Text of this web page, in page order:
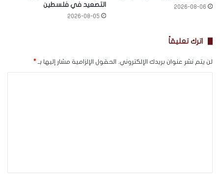
2026-08-06
التصعيد في فلسطين
2026-08-05
اترك تعليقاً
لن يتم نشر عنوان بريدك الإلكتروني. الحقول الإلزامية مشار إليها بـ *